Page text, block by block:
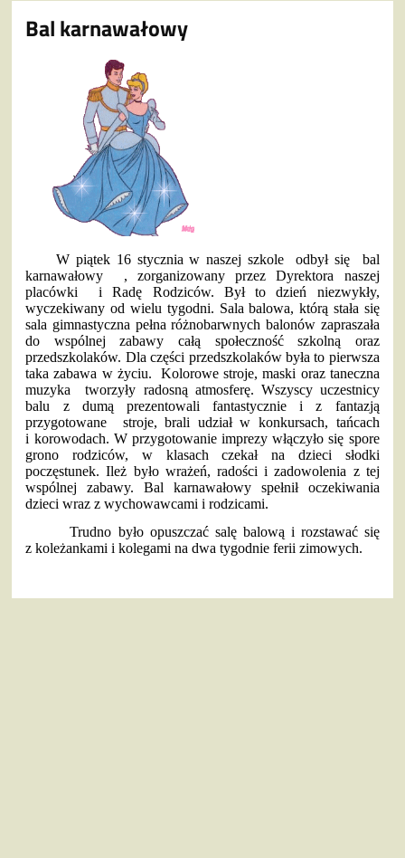
Bal karnawałowy
W piątek 16 stycznia w naszej szkole odbył się bal
karnawałowy , zorganizowany przez Dyrektora naszej
placówki i Radę Rodziców. Był to dzień niezwykły,
wyczekiwany od wielu tygodni. Sala balowa, którą stała się
sala gimnastyczna pełna różnobarwnych balonów zapraszała
do wspólnej zabawy całą społeczność szkolną oraz
przedszkolaków. Dla części przedszkolaków była to pierwsza
taka zabawa w życiu. Kolorowe stroje, maski oraz taneczna
muzyka tworzyły radosną atmosferę. Wszyscy uczestnicy
balu z dumą prezentowali fantastycznie i z fantazją
przygotowane stroje, brali udział w konkursach, tańcach
i korowodach. W przygotowanie imprezy włączyło się spore
grono rodziców, w klasach czekał na dzieci słodki
poczęstunek. Ileż było wrażeń, radości i zadowolenia z tej
wspólnej zabawy. Bal karnawałowy spełnił oczekiwania
dzieci wraz z wychowawcami i rodzicami.
Trudno było opuszczać salę balową i rozstawać się
z koleżankami i kolegami na dwa tygodnie ferii zimowych.